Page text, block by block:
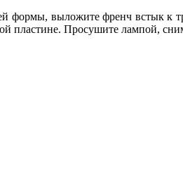
выложите френч встык к
пластине. Просушите лампой,